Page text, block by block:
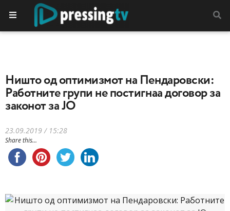
Ништо од оптимизмот на Пендаровски:
Работните групи не постигнаа договор за
законот за ЈО
23.09.2019 / 15:28
Share this...